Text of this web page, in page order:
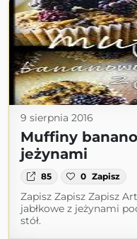
9 sierpnia 2016
Muffiny
jeżynami
85 0 Zapisz
Zapisz Zapisz Zapisz
jabłkowe z jeżynami
stół.